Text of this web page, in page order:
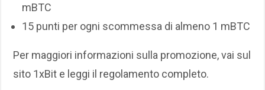
mBTC
15 punti per ogni scommessa di almeno 1 mBTC
Per maggiori informazioni sulla promozione, vai sul
sito 1xBit e leggi il regolamento completo.